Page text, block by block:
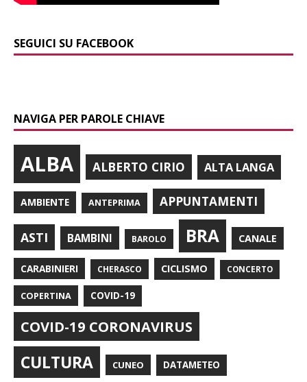
SEGUICI SU FACEBOOK
NAVIGA PER PAROLE CHIAVE
ALBA ALBERTO CIRIO ALTA LANGA
AMBIENTE ANTEPRIMA APPUNTAMENTI
ASTI BAMBINI BAROLO BRA CANALE
CARABINIERI CHERASCO CICLISMO CONCERTO
COPERTINA COVID-19
COVID-19 CORONAVIRUS
CULTURA CUNEO DATAMETEO